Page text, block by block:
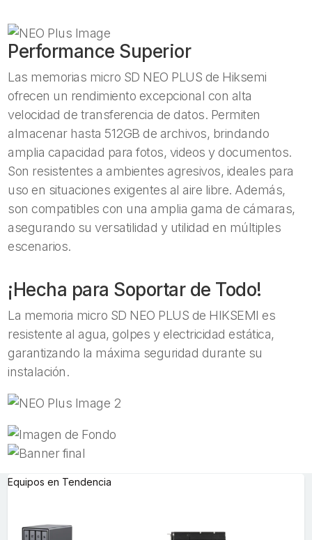
Performance Superior
Las memorias micro SD NEO PLUS de Hiksemi
ofrecen un rendimiento excepcional con alta
velocidad de transferencia de datos. Permiten
almacenar hasta 512GB de archivos, brindando
amplia capacidad para fotos, videos y documentos.
Son resistentes a ambientes agresivos, ideales para
uso en situaciones exigentes al aire libre. Además,
son compatibles con una amplia gama de cámaras,
asegurando su versatilidad y utilidad en múltiples
escenarios.
¡Hecha para Soportar de Todo!
La memoria micro SD NEO PLUS de HIKSEMI es
resistente al agua, golpes y electricidad estática,
garantizando la máxima seguridad durante su
instalación.
Equipos en Tendencia